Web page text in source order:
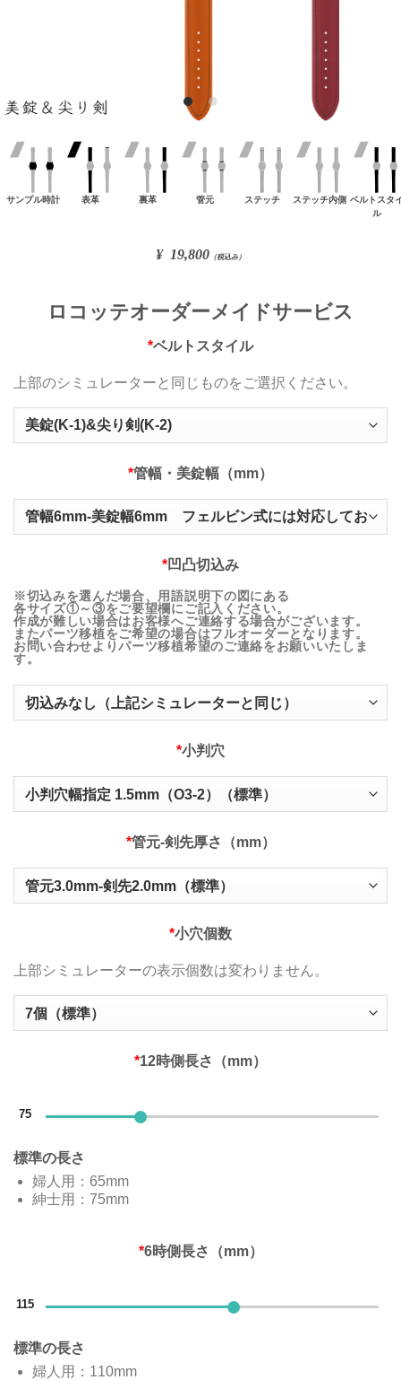
ロコッテオーダーメイドサービス
*ベルトスタイル
上部のシミュレーターと同じものをご選択ください。
*管幅・美錠幅（mm）
*凹凸切込み
※切込みを選んだ場合、用語説明下の図にある
各サイズ①～③をご要望欄にご記入ください。
作成が難しい場合はお客様へご連絡する場合がございます。
またパーツ移植をご希望の場合はフルオーダーとなります。
お問い合わせよりパーツ移植希望のご連絡をお願いいたしま
す。
*小判穴
*管元‐剣先厚さ（mm）
*小穴個数
上部シミュレーターの表示個数は変わりません。
*12時側長さ（mm）
75
標準の長さ
婦人用：65mm
紳士用：75mm
*6時側長さ（mm）
115
標準の長さ
婦人用：110mm